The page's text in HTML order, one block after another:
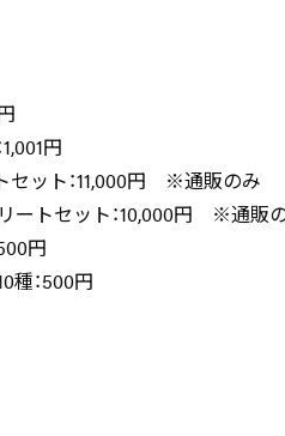
円
ット：11,000円 ※通販のみ
ートセット：10,000円 ※通販
円
：500円